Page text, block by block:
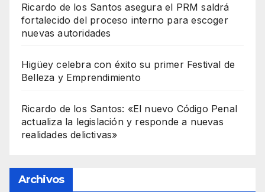
Ricardo de los Santos asegura el PRM saldrá
fortalecido del proceso interno para escoger
nuevas autoridades
Higüey celebra con éxito su primer Festival de
Belleza y Emprendimiento
Ricardo de los Santos: «El nuevo Código Penal
actualiza la legislación y responde a nuevas
realidades delictivas»
Archivos